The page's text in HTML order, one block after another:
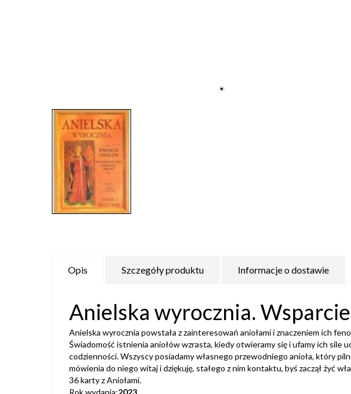
Opis Szczegóły produktu Informacje o dostawie
Anielska wyrocznia.
Anielska wyrocznia powstała z zainteresowań aniołami i znaczeniem ich
Świadomość istnienia aniołów wzrasta, kiedy otwieramy się i ufamy ich sile
codzienności. Wszyscy posiadamy własnego przewodniego anioła, który
mówienia do niego witaj i dziękuję, stałego z nim kontaktu, byś zaczął żyć
36 karty z Aniołami.
Rok wydania:2023